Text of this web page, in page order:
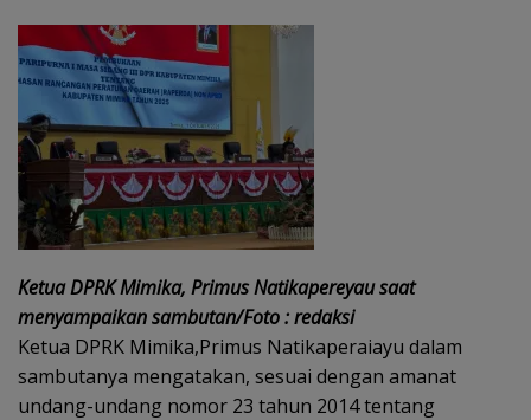
Ketua DPRK Mimika, Primus Natikapereyau saat
menyampaikan sambutan/Foto : redaksi
Ketua DPRK Mimika,Primus Natikaperaiayu dalam
sambutanya mengatakan, sesuai dengan amanat
undang-undang nomor 23 tahun 2014 tentang